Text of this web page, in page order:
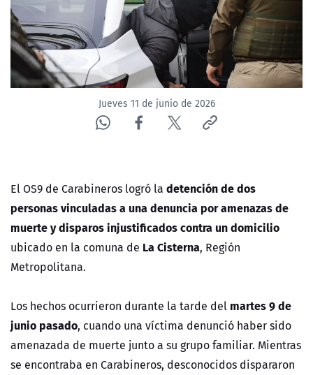
CORPORATIVO Y TRANSPARENCIA
CANAL DE DENUNCIAS
ÁREA DE PROYECTOS
Jueves 11 de junio de 2026
El OS9 de Carabineros logró la detención de dos
personas vinculadas a una denuncia por amenazas de
muerte y disparos injustificados contra un domicilio
ubicado en la comuna de La Cisterna, Región
Metropolitana.
Los hechos ocurrieron durante la tarde del martes 9 de
junio pasado, cuando una víctima denunció haber sido
amenazada de muerte junto a su grupo familiar. Mientras
se encontraba en Carabineros, desconocidos dispararon